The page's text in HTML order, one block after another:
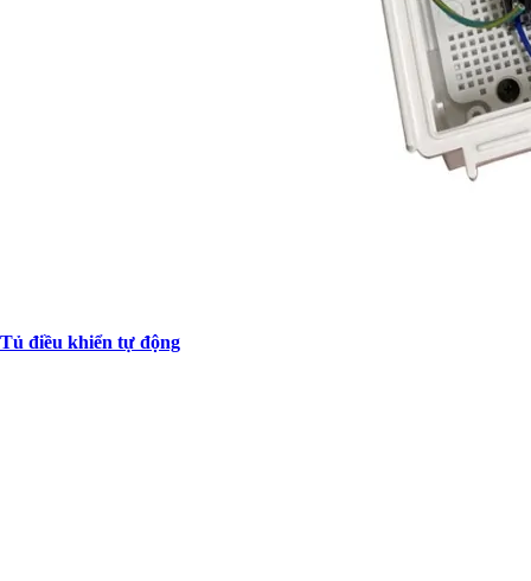
Tủ điều khiển tự động